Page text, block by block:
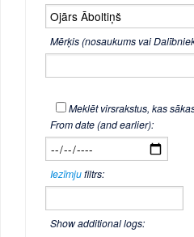
Mērķis (nosaukums vai
Meklēt virsrakstus, kas
From date (and earlier):
Iezīmjufiltrs:
Show additional logs: